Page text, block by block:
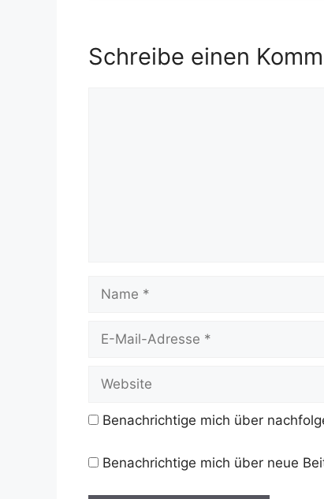
Schreibe einen
Name
Website
Benachrichtige mich über
Benachrichtige mich über neue